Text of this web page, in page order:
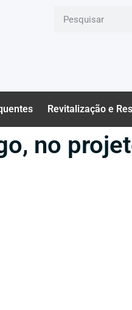
Revitalização e
no